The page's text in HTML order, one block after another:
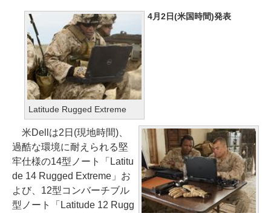
Latitude Rugged Extreme
4月2日(米国時間)発表
米Dellは2日(現地時間)、
過酷な環境に耐えられる堅
牢仕様の14型ノート「Latitu
de 14 Rugged Extreme」お
よび、12型コンバーチブル
型ノート「Latitude 12 Rugg